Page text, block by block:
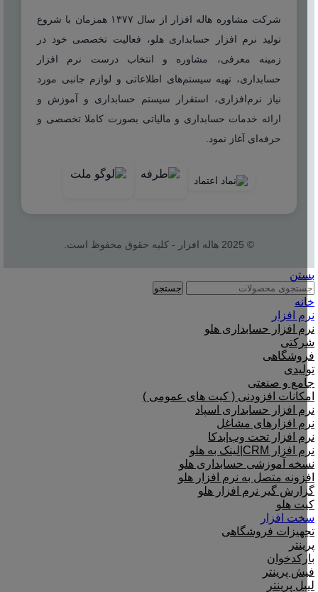
شرکت مشاوره هاله افزار از سال ۱۳۷۷ همزمان با شروع
تولید نرم افزار حسابداری هلو، فعالیت تخصصی خود در
زمینه معرفی، مشاوره و انتخاب درست نرم افزار
حسابداری، تهیه سیستم‌های اطلاعاتی و لوازم جانبی مورد
نیاز نرم‌افزاری، استقرار سیستم حسابداری و آموزش و
ارائه خدمات حسابداری و مالیاتی بصورت کاملا تخصصی و
حرفه‌ای آغاز نمود.
© 2025 هاله افزار - کلیه حقوق محفوظ است.
بستن
جستجو
خانه
نرم افزار
نرم افزار حسابداری هلو
شرکتی
فروشگاهی
تولیدی
جامع و صنعتی
امکانات افزودنی ( کیت های عمومی )
نرم افزار حسابداری اسپاد
نرم افزارهای مشاغل
نرم افزار تحت وب|بدکا
نرم افزار CRM|لینک به هلو
نسخه آموزشی حسابداری هلو
افزونه متصل به نرم افزار هلو
گزارش گیر نرم افزار هلو
کیت هلو
سخت افزار
تجهیزات فروشگاهی
پرینتر
بارکدخوان
فیش پرینتر
لیبل پرینتر